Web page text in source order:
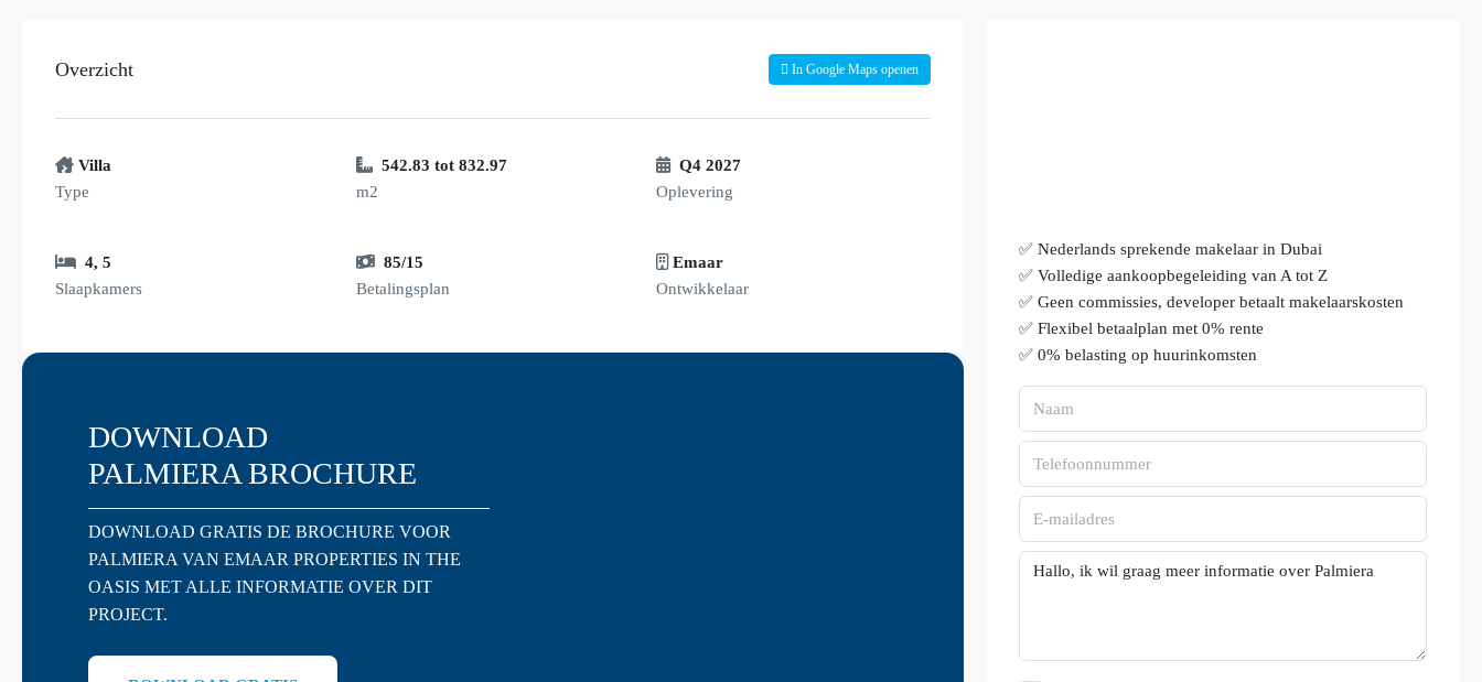
Overzicht In Google Maps openen
Villa
Type
542.83 tot 832.97
m2
Q4 2027
Oplevering
4, 5
Slaapkamers
85/15
Betalingsplan
Emaar
Ontwikkelaar
DOWNLOAD
PALMIERA BROCHURE
DOWNLOAD GRATIS DE BROCHURE VOOR
PALMIERA VAN EMAAR PROPERTIES IN THE
OASIS MET ALLE INFORMATIE OVER DIT
PROJECT.
✅ Nederlands sprekende makelaar in Dubai
✅ Volledige aankoopbegeleiding van A tot Z
✅ Geen commissies, developer betaalt makelaarskosten
✅ Flexibel betaalplan met 0% rente
✅ 0% belasting op huurinkomsten